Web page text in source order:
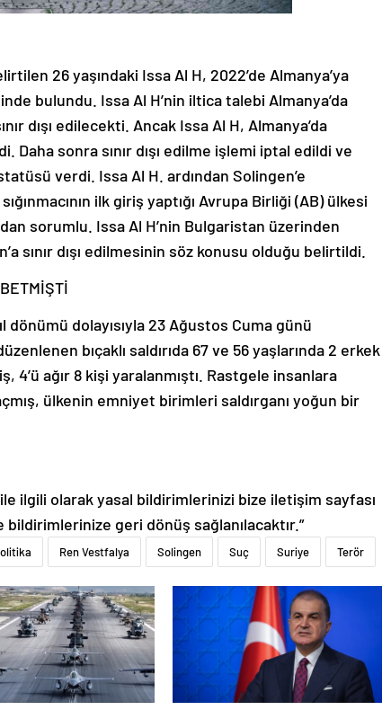
26 yaşındaki Issa Al H, 2022’de Almanya’ya
bulundu. Issa Al H’nin iltica talebi Almanya’da
dışı edilecekti. Ancak Issa Al H, Almanya’da
Daha sonra sınır dışı edilme işlemi iptal edildi ve
verdi. Issa Al H. ardından Solingen’e
ilk giriş yaptığı Avrupa Birliği (AB) ülkesi
sorumlu. Issa Al H’nin Bulgaristan üzerinden
sınır dışı edilmesinin söz konusu olduğu belirtildi.
dolayısıyla 23 Ağustos Cuma günü
bıçaklı saldırıda 67 ve 56 yaşlarında 2 erkek
4’ü ağır 8 kişi yaralanmıştı. Rastgele insanlara
ülkenin emniyet birimleri saldırganı yoğun bir
ilgili olarak yasal bildirimlerinizi bize iletişim sayfası
geri dönüş sağlanılacaktır.”
Ren Vestfalya Solingen Suç Suriye Terör